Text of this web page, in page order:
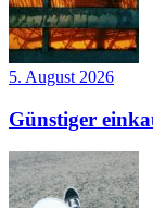
5. August 2026
Günstiger